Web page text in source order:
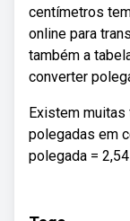
centímetros
online para
também a
converter
Existem
polegadas em
polegada =